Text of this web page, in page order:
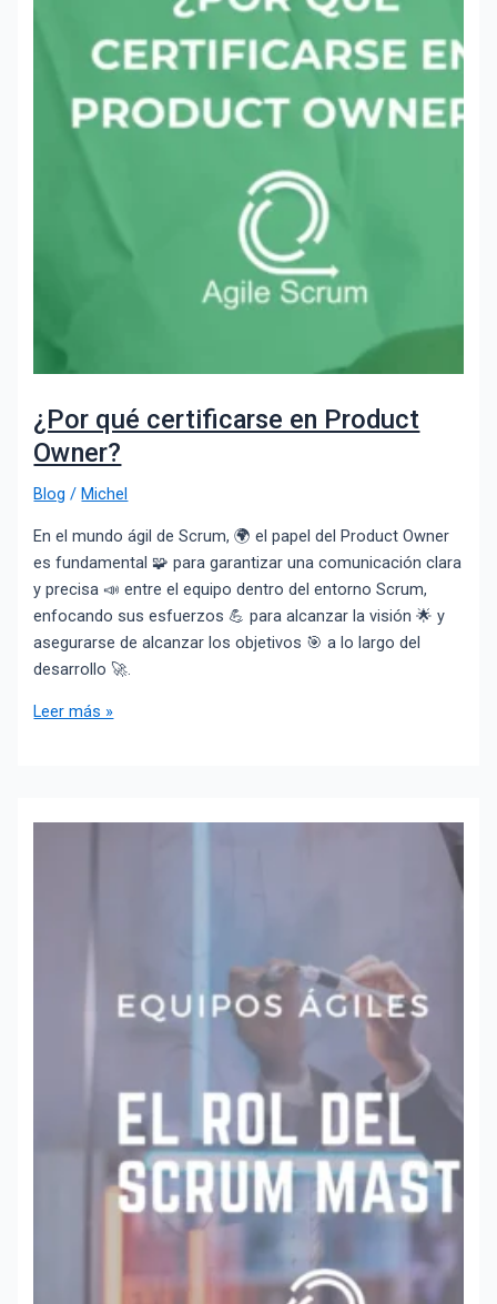
¿Por qué certificarse en Product
Owner?
Blog /Michel
En el mundo ágil de Scrum, 🌍 el papel del Product Owner
es fundamental 🧩 para garantizar una comunicación clara
y precisa 📣 entre el equipo dentro del entorno Scrum,
enfocando sus esfuerzos 💪 para alcanzar la visión 🌟 y
asegurarse de alcanzar los objetivos 🎯 a lo largo del
desarrollo 🚀.
Leer más »